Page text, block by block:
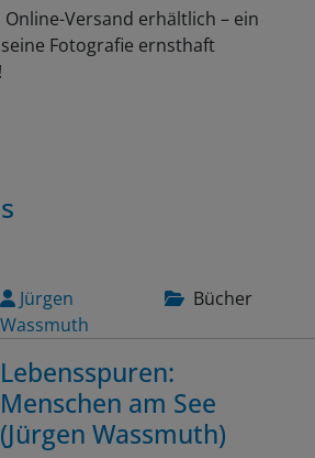
Online-Versand erhältlich – ein
Fotografie ernsthaft
Jürgen
Wassmuth
Bücher
Lebensspuren:
Menschen am See
(Jürgen Wassmuth)